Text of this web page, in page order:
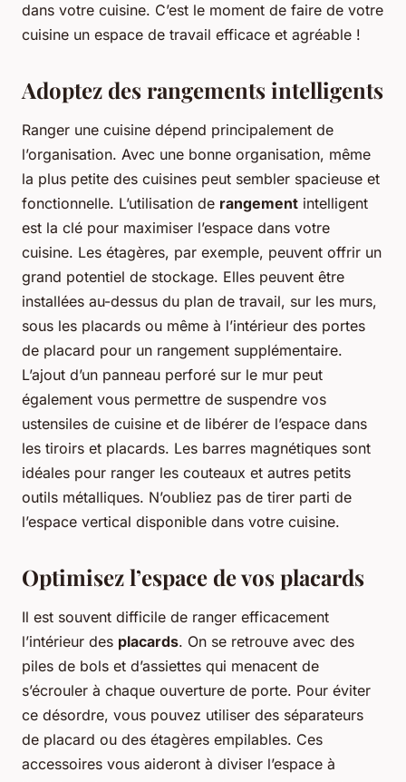
dans votre cuisine. C’est le moment de faire de votre
cuisine un espace de travail efficace et agréable !
Adoptez des rangements intelligents
Ranger une cuisine dépend principalement de
l’organisation. Avec une bonne organisation, même
la plus petite des cuisines peut sembler spacieuse et
fonctionnelle. L’utilisation de rangement intelligent
est la clé pour maximiser l’espace dans votre
cuisine. Les étagères, par exemple, peuvent offrir un
grand potentiel de stockage. Elles peuvent être
installées au-dessus du plan de travail, sur les murs,
sous les placards ou même à l’intérieur des portes
de placard pour un rangement supplémentaire.
L’ajout d’un panneau perforé sur le mur peut
également vous permettre de suspendre vos
ustensiles de cuisine et de libérer de l’espace dans
les tiroirs et placards. Les barres magnétiques sont
idéales pour ranger les couteaux et autres petits
outils métalliques. N’oubliez pas de tirer parti de
l’espace vertical disponible dans votre cuisine.
Optimisez l’espace de vos placards
Il est souvent difficile de ranger efficacement
l’intérieur des placards. On se retrouve avec des
piles de bols et d’assiettes qui menacent de
s’écrouler à chaque ouverture de porte. Pour éviter
ce désordre, vous pouvez utiliser des séparateurs
de placard ou des étagères empilables. Ces
accessoires vous aideront à diviser l’espace à